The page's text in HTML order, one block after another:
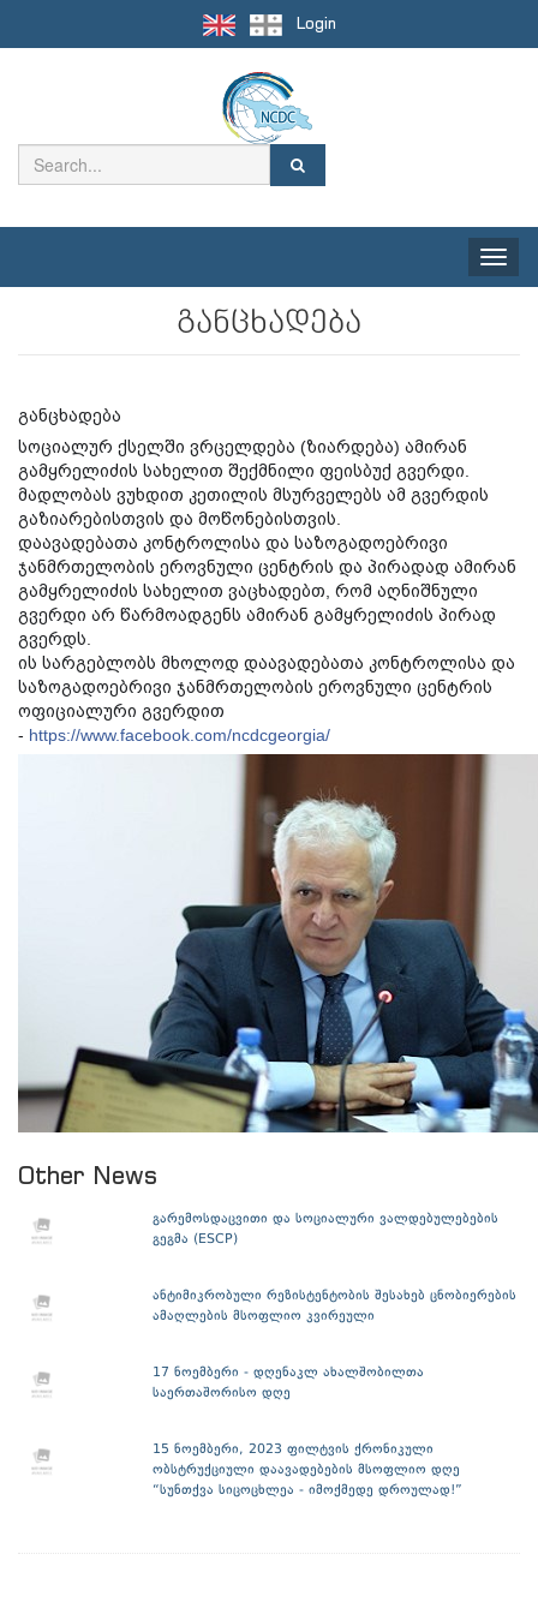
Login
Toggle
განცხადება
განცხადება
სოციალურ ქსელში ვრცელდება (ზიარდება) ამირან
გამყრელიძის სახელით შექმნილი ფეისბუქ გვერდი.
მადლობას ვუხდით კეთილის მსურველებს ამ გვერდის
გაზიარებისთვის და მოწონებისთვის.
დაავადებათა კონტროლისა და საზოგადოებრივი
ჯანმრთელობის ეროვნული ცენტრის და პირადად ამირან
გამყრელიძის სახელით ვაცხადებთ, რომ აღნიშნული
გვერდი არ წარმოადგენს ამირან გამყრელიძის პირად
გვერდს.
ის სარგებლობს მხოლოდ დაავადებათა კონტროლისა და
საზოგადოებრივი ჯანმრთელობის ეროვნული ცენტრის
ოფიციალური გვერდით
- https://www.facebook.com/ncdcgeorgia/
Other News
გარემოსდაცვითი და სოციალური ვალდებულებების
გეგმა (ESCP)
ანტიმიკრობული რეზისტენტობის შესახებ ცნობიერების
ამაღლების მსოფლიო კვირეული
17 ნოემბერი - დღენაკლ ახალშობილთა
საერთაშორისო დღე
15 ნოემბერი, 2023 ფილტვის ქრონიკული
ობსტრუქციული დაავადებების მსოფლიო დღე
“სუნთქვა სიცოცხლეა - იმოქმედე დროულად!”